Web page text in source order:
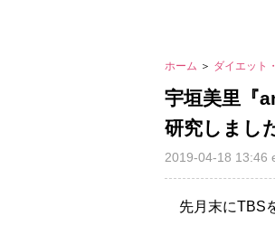
ホーム ＞ ダイエット
宇垣美里『
研究しまし
2019-04-18 13:46
先月末にTBS